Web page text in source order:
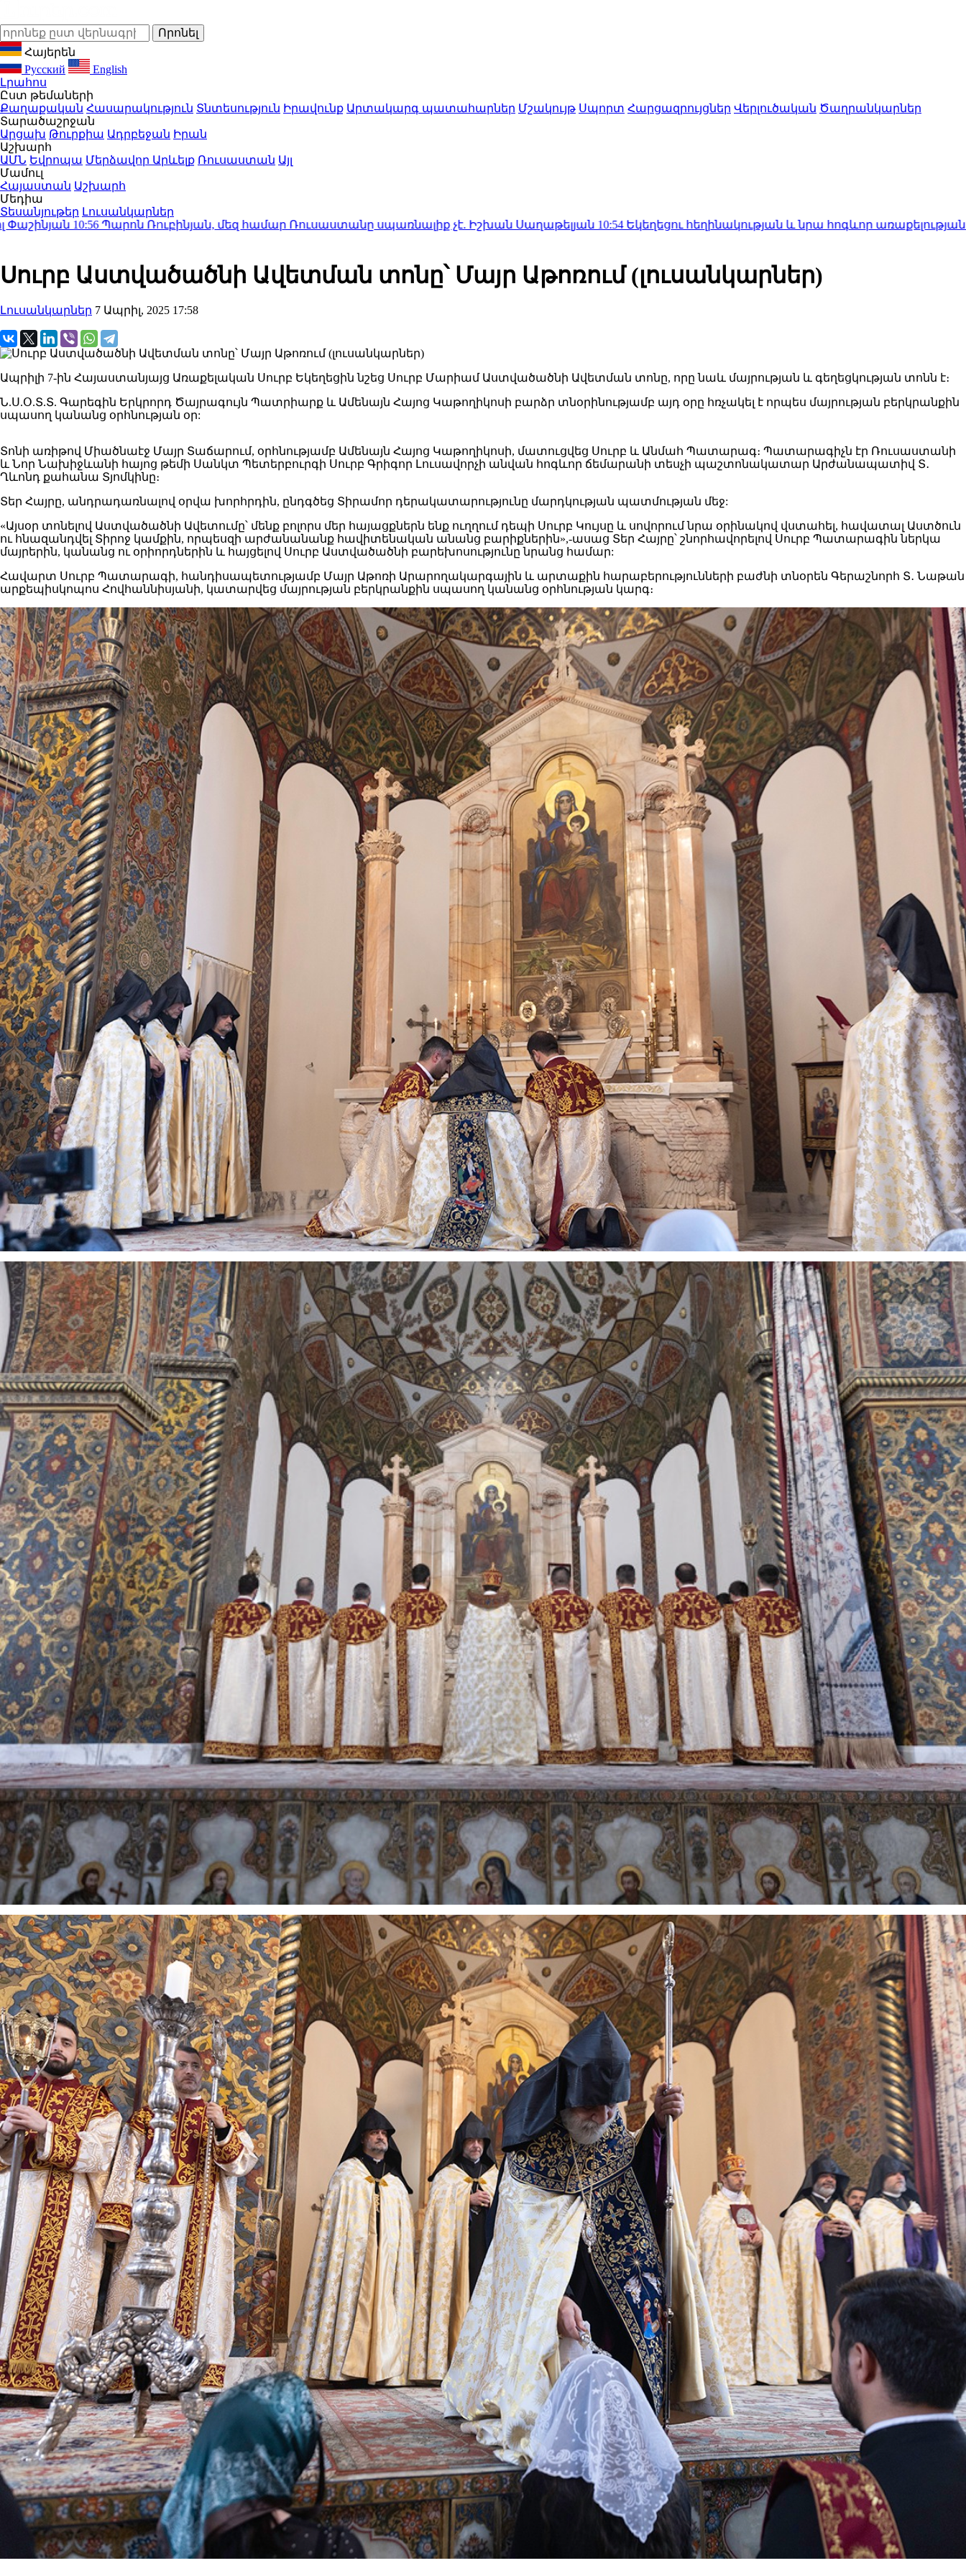
Հայերեն
Русский
English
Լրահոս
Ըստ թեմաների
Քաղաքական Հասարակություն Տնտեսություն Իրավունք Արտակարգ պատահարներ Մշակույթ Սպորտ Հարցազրույցներ Վերլուծական Ծաղրանկարներ
Տարածաշրջան
Արցախ Թուրքիա Ադրբեջան Իրան
Աշխարհ
ԱՄՆ Եվրոպա Մերձավոր Արևելք Ռուսաստան Այլ
Մամուլ
Հայաստան Աշխարհ
Մեդիա
Տեսանյութեր Լուսանկարներ
մեզ համար Ռուսաստանը սպառնալիք չէ. Իշխան Սաղաթելյան10:54Եկեղեցու հեղինակության և նրա հոգևոր առաքելության դեմ ուղղված ՀՀ
Սուրբ Աստվածածնի Ավետման տոնը՝ Մայր Աթոռում (լուսանկարներ)
Լուսանկարներ 7 Ապրիլ, 2025 17:58
Ապրիլի 7-ին Հայաստանյայց Առաքելական Սուրբ Եկեղեցին նշեց Սուրբ Մարիամ Աստվածածնի Ավետման տոնը, որը նաև մայրության և գեղեցկության տոնն է։
Ն.Ս.Օ.Տ.Տ. Գարեգին Երկրորդ Ծայրագույն Պատրիարք և Ամենայն Հայոց Կաթողիկոսի բարձր տնօրինությամբ այդ օրը հռչակել է որպես մայրության բերկրանքին
սպասող կանանց օրհնության օր:
Տոնի առիթով Միածնաէջ Մայր Տաճարում, օրհնությամբ Ամենայն Հայոց Կաթողիկոսի, մատուցվեց Սուրբ և Անմահ Պատարագ։ Պատարագիչն էր Ռուսաստանի
և Նոր Նախիջևանի հայոց թեմի Սանկտ Պետերբուրգի Սուրբ Գրիգոր Լուսավորչի անվան հոգևոր ճեմարանի տեսչի պաշտոնակատար Արժանապատիվ Տ․
Ղևոնդ քահանա Տյոմկինը։
Տեր Հայրը, անդրադառնալով օրվա խորհրդին, ընդգծեց Տիրամոր դերակատարությունը մարդկության պատմության մեջ:
«Այսօր տոնելով Աստվածածնի Ավետումը՝ մենք բոլորս մեր հայացքներն ենք ուղղում դեպի Սուրբ Կույսը և սովորում նրա օրինակով վստահել, հավատալ Աստծուն
ու հնազանդվել Տիրոջ կամքին, որպեսզի արժանանանք հավիտենական անանց բարիքներին»,-ասաց Տեր Հայրը՝ շնորհավորելով Սուրբ Պատարագին ներկա
մայրերին, կանանց ու օրիորդներին և հայցելով Սուրբ Աստվածածնի բարեխոսությունը նրանց համար:
Հավարտ Սուրբ Պատարագի, հանդիսապետությամբ Մայր Աթոռի Արարողակարգային և արտաքին հարաբերությունների բաժնի տնօրեն Գերաշնորհ Տ․ Նաթան
արքեպիսկոպոս Հովհաննիսյանի, կատարվեց մայրության բերկրանքին սպասող կանանց օրհնության կարգ։